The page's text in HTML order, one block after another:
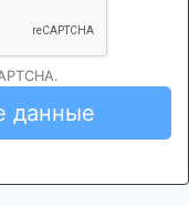
данные